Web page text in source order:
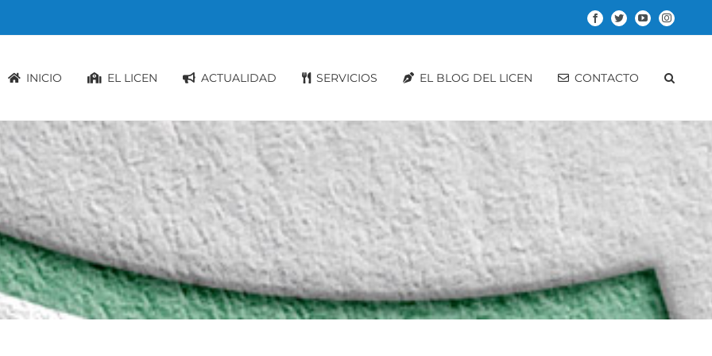
FacebookTwitterYouTubeInstagram
INICIO EL LICEN ACTUALIDAD SERVICIOS EL BLOG DEL LICEN CONTACTO